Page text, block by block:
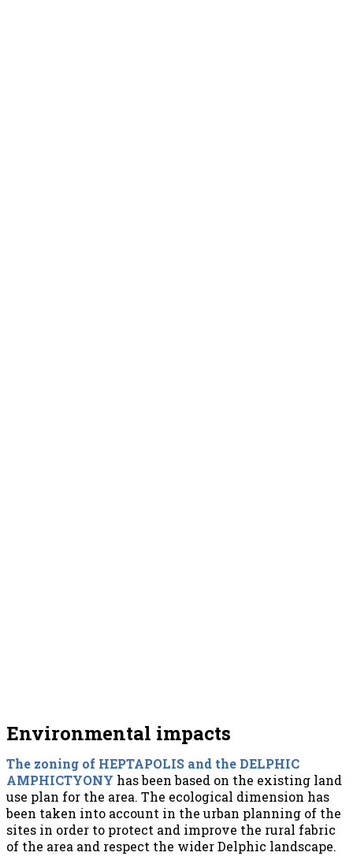
Environmental impacts
The zoning of HEPTAPOLIS and the DELPHIC
AMPHICTYONY has been based on the existing land
use plan for the area. The ecological dimension has
been taken into account in the urban planning of the
sites in order to protect and improve the rural fabric
of the area and respect the wider Delphic landscape.